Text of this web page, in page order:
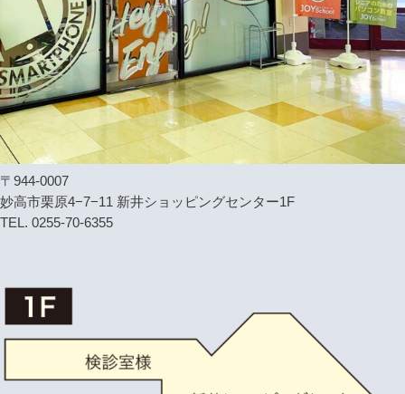
〒944-0007
妙高市栗原4−7−11 新井ショッピングセンター1F
TEL. 0255-70-6355